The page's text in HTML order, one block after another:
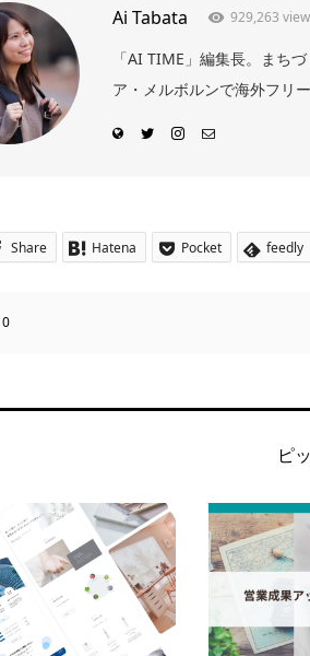
Ai Tabata 929,263
「AI TIME」編集長。まち
ア・メルボルンで海外フリ
Share Hatena Pocket feedly
0
ピ